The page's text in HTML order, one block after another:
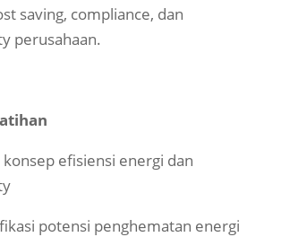
saving, compliance, dan
perusahaan.
efisiensi energi dan
potensi penghematan energi